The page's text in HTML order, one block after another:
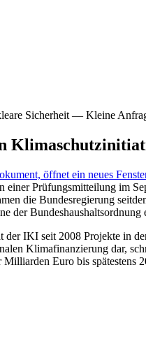
Sicherheit — Kleine
öffnet ein neues
Prüfungsmitteilung im
die Bundesregierung
der
der IKI seit 2008 Projekte in
Klimafinanzierung dar,
Euro bis spätestens